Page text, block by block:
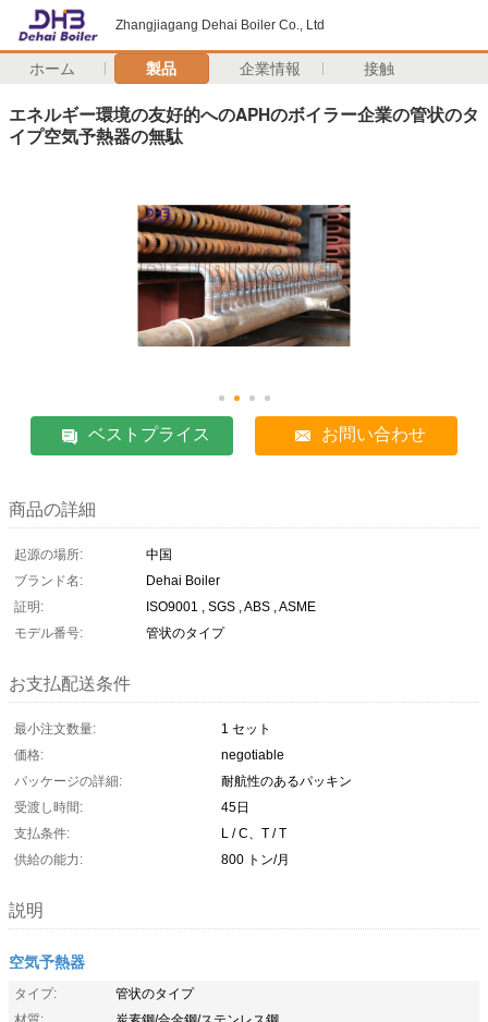
Zhangjiagang Dehai Boiler Co., Ltd
ホーム 製品 企業情報 接触
エネルギー環境の友好的へのAPHのボイラー企業の管状のタ
イプ空気予熱器の無駄
ベストプライス お問い合わせ
商品の詳細
起源の場所:
中国
ブランド名:
Dehai Boiler
証明:
ISO9001 , SGS , ABS , ASME
モデル番号:
管状のタイプ
お支払配送条件
最小注文数量:
1 セット
価格:
negotiable
パッケージの詳細:
耐航性のあるパッキン
受渡し時間:
45日
支払条件:
L / C、T / T
供給の能力:
800 トン/月
説明
空気予熱器
タイプ:
管状のタイプ